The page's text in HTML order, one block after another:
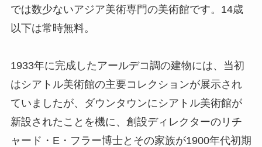
では数少ないアジア美術専門の美術館です。14歳
以下は常時無料。
1933年に完成したアールデコ調の建物には、当初
はシアトル美術館の主要コレクションが展示され
ていましたが、ダウンタウンにシアトル美術館が
新設されたことを機に、創設ディレクターのリチ
ャード・E・フラー博士とその家族が1900年代初期